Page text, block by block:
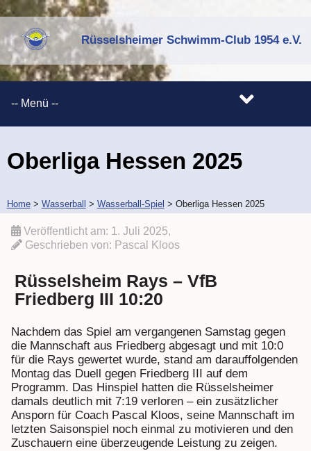
Rüsselsheimer Schwimm-Club 1954 e.V.
Oberliga Hessen 2025
Home> Wasserball > Wasserball-Spiel > Oberliga Hessen 2025
Veröffentlicht am: 1. Juli 2025,
Geschrieben von: Pascal Kloos
Rüsselsheim Rays – VfB
Friedberg III 10:20
Nachdem das Spiel am vergangenen Samstag gegen
die Mannschaft aus Friedberg abgesagt und mit 10:0
für die Rays gewertet wurde, stand am darauffolgenden
Montag das Duell gegen Friedberg III auf dem
Programm. Das Hinspiel hatten die Rüsselsheimer
damals deutlich mit 7:19 verloren – ein zusätzlicher
Ansporn für Coach Pascal Kloos, seine Mannschaft im
letzten Saisonspiel noch einmal zu motivieren und den
Zuschauern eine überzeugende Leistung zu zeigen.